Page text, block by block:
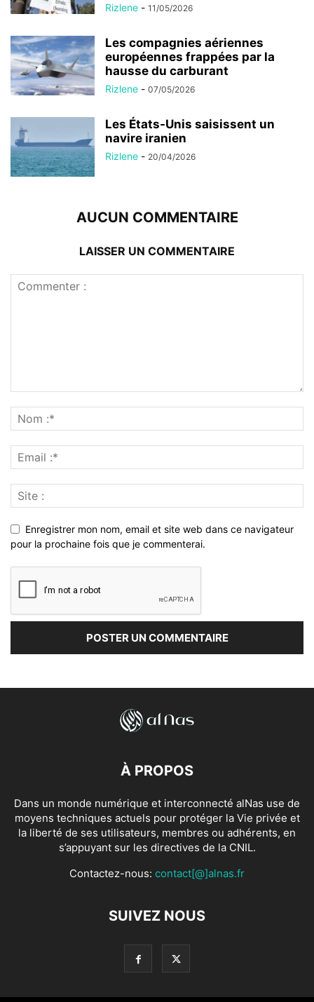
Rizlene - 11/05/2026
Les compagnies aériennes
européennes frappées par la
hausse du carburant
Rizlene - 07/05/2026
Les États-Unis saisissent un
navire iranien
Rizlene - 20/04/2026
AUCUN COMMENTAIRE
LAISSER UN COMMENTAIRE
Enregistrer mon nom, email et site web dans ce navigateur
pour la prochaine fois que je commenterai.
À PROPOS
Dans un monde numérique et interconnecté alNas use de
moyens techniques actuels pour protéger la Vie privée et
la liberté de ses utilisateurs, membres ou adhérents, en
s’appuyant sur les directives de la CNIL.
Contactez-nous: contact[@]alnas.fr
SUIVEZ NOUS